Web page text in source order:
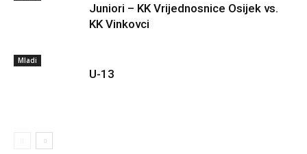
Juniori – KK Vrijednosnice Osijek vs.
KK Vinkovci
Mladi
U-13